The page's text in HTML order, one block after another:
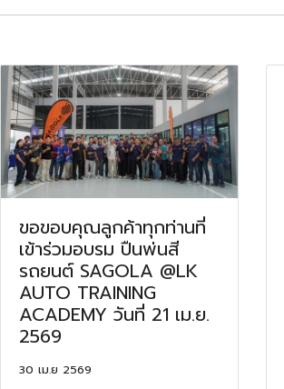
ขอขอบคุณลูกค้าทุกท่านที่
เข้าร่วมอบรม ปืนพ่นสี
รถยนต์ SAGOLA @LK
AUTO TRAINING
ACADEMY วันที่ 21 เม.ย.
2569
30 เม.ย 2569